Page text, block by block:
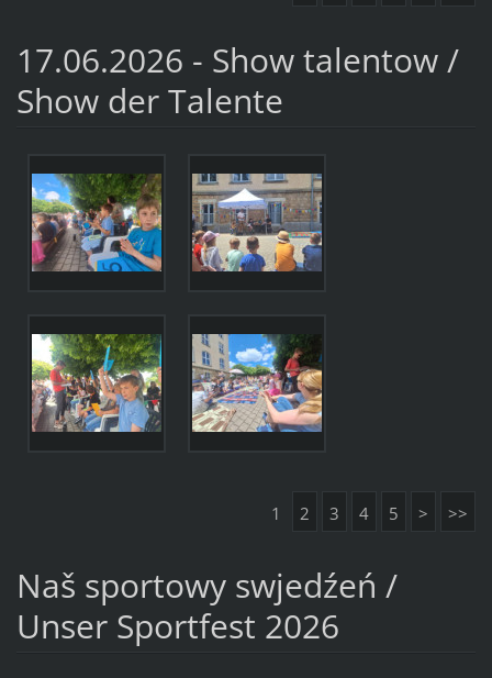
17.06.2026 - Show talentow /
Show der Talente
1 2 3 4 5 > >>
Naš sportowy swjedźeń /
Unser Sportfest 2026